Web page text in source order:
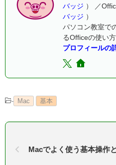
バッジ ） ／
バッジ ）
パソコン教室で
るOfficeの使い
プロフィールの
- Mac 基本
Macでよく使う基本操作